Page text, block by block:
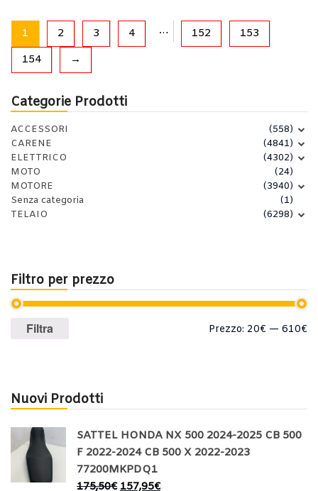
Categorie Prodotti
ACCESSORI
(558)
CARENE
(4841)
ELETTRICO
(4302)
MOTO
(24)
MOTORE
(3940)
Senza categoria
(1)
TELAIO
(6298)
Filtro per prezzo
Prezzo
Prezzo
Filtra Prezzo: 20€ — 610€
Nuovi Prodotti
SATTEL HONDA NX 500 2024-2025 CB 500
F 2022-2024 CB 500 X 2022-2023
77200MKPDQ1
175,50€ 157,95€
1 2 3 4 … 152
153
154
→